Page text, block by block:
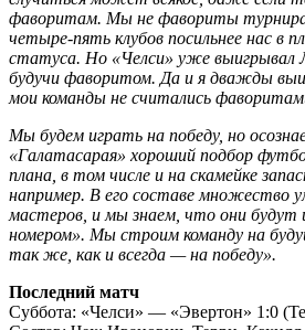
фаворитам. Мы не фавориты
четыре-пять клубов посильнее нас в
статуса. Но «Челси» уже выигрывал
будучи фаворитом. Да и я дважды
мои команды не считались
Мы будем играть на победу, но
«Галатасарая» хороший подбор
плана, в том числе и на скамейке
например. В его составе множество
мастеров, и мы знаем, что они будут
номером». Мы строим команду на
так же, как и всегда — на победу».
Последний матч
Суббота: «Челси» — «Эвертон» 1:0